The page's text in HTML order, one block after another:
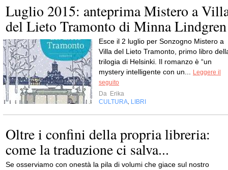
Luglio 2015: anteprima Mistero a
del Lieto Tramonto di Minna Lindgren
Esce il 2 luglio per Sonzogno Mistero a
Villa del Lieto Tramonto, primo libro
trilogia di Helsinki. Il romanzo è “un
mystery intelligente con un...
Leggere il
seguito
Da Erika
CULTURA LIBRI
Oltre i confini della propria libreria:
come la traduzione ci salva...
Se osserviamo con onestà la pila di volumi che giace sul nostro